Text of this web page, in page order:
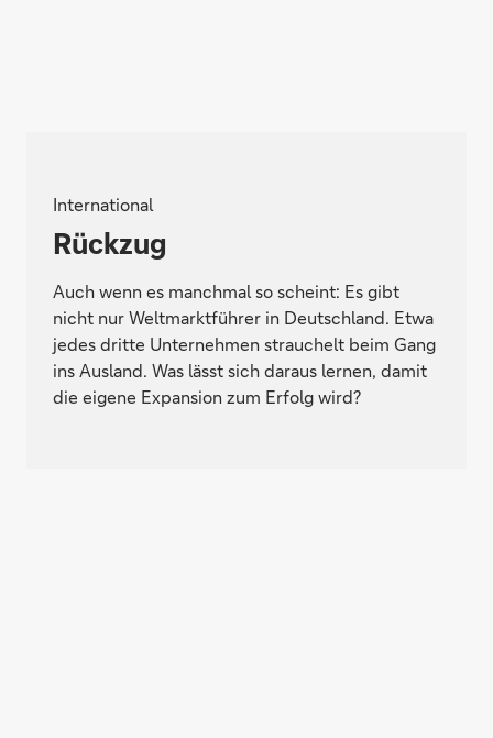
International
Rückzug
Auch wenn es manchmal so scheint: Es gibt
nicht nur Weltmarktführer in Deutschland. Etwa
jedes dritte Unternehmen strauchelt beim Gang
ins Ausland. Was lässt sich daraus lernen, damit
die eigene Expansion zum Erfolg wird?